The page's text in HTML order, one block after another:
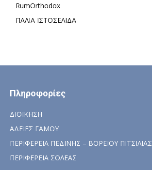
RumOrthodox
ΠΑΛΙΑ ΙΣΤΟΣΕΛΙΔΑ
Πληροφορίες
ΔΙΟΙΚΗΣΗ
ΑΔΕΙΕΣ ΓΑΜΟΥ
ΠΕΡΙΦΕΡΕΙΑ ΠΕΔΙΝΗΣ – ΒΟΡΕΙΟΥ ΠΙΤΣΙΛΙΑΣ
ΠΕΡΙΦΕΡΕΙΑ ΣΟΛΕΑΣ